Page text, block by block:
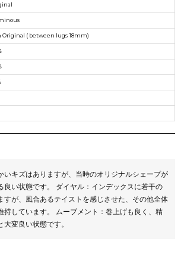
Original ( between lugs 18mm)
いキズはありますが、当時のオリジナルシェープが
良い状態です。 ダイヤル：インデックスに若干の
すが、風合あるテイストを感じさせた、その他全体
持しています。 ムーブメント：巻上げも良く、精
変良い状態です。